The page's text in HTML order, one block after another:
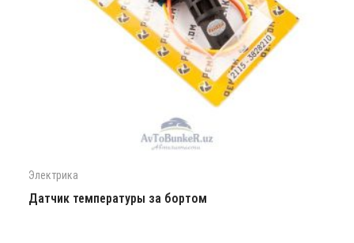
Электрика
Датчик температуры за бортом